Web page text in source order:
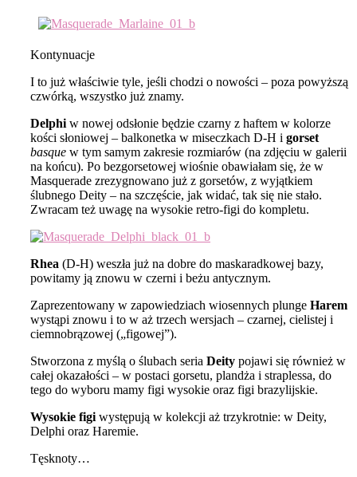
Kontynuacje
I to już właściwie tyle, jeśli chodzi o nowości – poza powyższą
czwórką, wszystko już znamy.
Delphi w nowej odsłonie będzie czarny z haftem w kolorze
kości słoniowej – balkonetka w miseczkach D-H i gorset
basque w tym samym zakresie rozmiarów (na zdjęciu w galerii
na końcu). Po bezgorsetowej wiośnie obawiałam się, że w
Masquerade zrezygnowano już z gorsetów, z wyjątkiem
ślubnego Deity – na szczęście, jak widać, tak się nie stało.
Zwracam też uwagę na wysokie retro-figi do kompletu.
Rhea (D-H) weszła już na dobre do maskaradkowej bazy,
powitamy ją znowu w czerni i beżu antycznym.
Zaprezentowany w zapowiedziach wiosennych plunge Harem
wystąpi znowu i to w aż trzech wersjach – czarnej, cielistej i
ciemnobrązowej („figowej”).
Stworzona z myślą o ślubach seria Deity pojawi się również w
całej okazałości – w postaci gorsetu, plandża i straplessa, do
tego do wyboru mamy figi wysokie oraz figi brazylijskie.
Wysokie figi występują w kolekcji aż trzykrotnie: w Deity,
Delphi oraz Haremie.
Tęsknoty…